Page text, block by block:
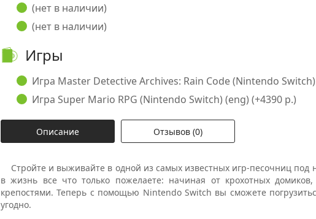
(нет в наличии)
(нет в наличии)
Игры
Игра Master Detective Archives: Rain Code (Nintendo
Игра Super Mario RPG (Nintendo Switch) (eng) (+4390 р.)
Описание Отзывов (0)
Стройте и выживайте в одной из самых известных игр-песочниц под
в жизнь все что только пожелаете: начиная от крохотных
крепостями. Теперь с помощью Nintendo Switch вы сможете
угодно.